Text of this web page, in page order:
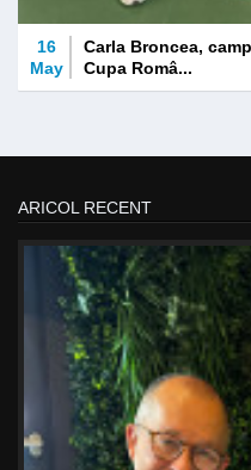
16
May
Carla Broncea,
Cupa Româ...
ARICOL RECENT